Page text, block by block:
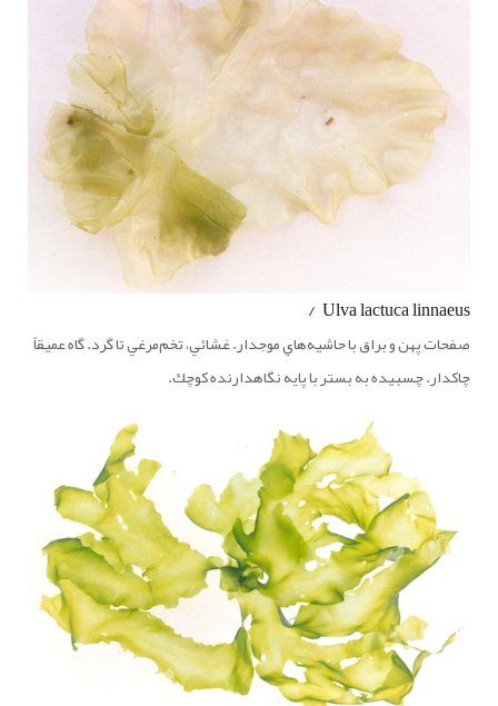
Ulva lactuca linnaeus /
صفحات پهن و براق با حاشيه‌هاي موجدار. غشائي، تخم‌مرغي تا گرد. گاه عميقاً
چاكدار. چسبيده به بستر با پايه نگاهدارنده كوچك.